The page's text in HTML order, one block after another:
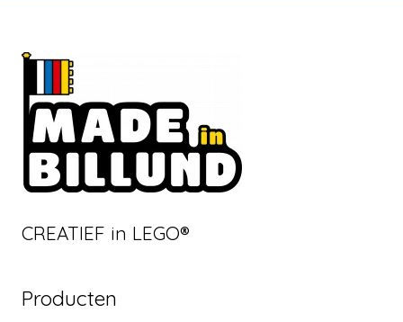
CREATIEF in LEGO®
Producten